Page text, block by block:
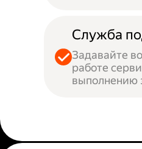
Служба
Задавайте
работе
выполнению